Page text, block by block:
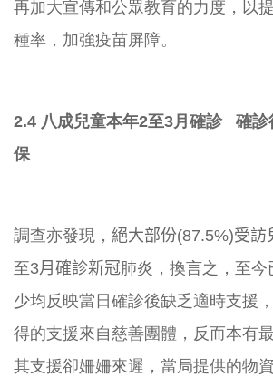
再加大宣傳和公眾教育的力度， 以
種率，加強疫苗屏障。
2.4 八成兒童本年2至3月確診 確診
保
調查亦發現， 絕大部份(87.5%)受訪
至3月確診新冠肺炎，換言之，至
少均反映當日確診後缺乏適時支援
得的支援來自慈善團體，反而本有
其支援卻姍姍來遲，當局提供的物